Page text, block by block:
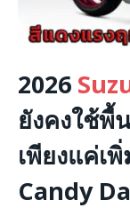
2026
ยังคงใช้พื้
เพียงแค่เ
Candy